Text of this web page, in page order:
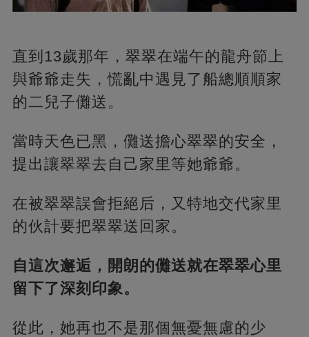
直到13歲那年，翠翠在端午的龍舟節上
與爺爺走失，慌亂中遇見了船總順順家
的二兒子儺送。
當時天色已黑，儺送擔心翠翠的安全，
提出讓翠翠去自己家里等她爺爺。
在被翠翠誤會拒絕后，又特地交代家里
的伙計要把翠翠送回家。
自這次邂逅，開朗的儺送就在翠翠心里
留下了深刻印象。
從此，她再也不是那個無憂無慮的少